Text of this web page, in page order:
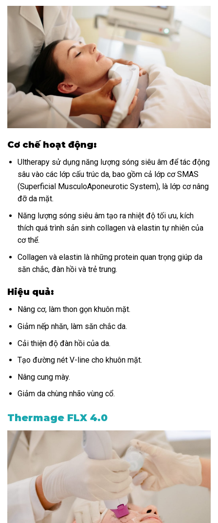
Cơ chế hoạt động:
Ultherapy sử dụng năng lượng sóng siêu âm để tác động
sâu vào các lớp cấu trúc da, bao gồm cả lớp cơ SMAS
(Superficial MusculoAponeurotic System), là lớp cơ nâng
đỡ da mặt.
Năng lượng sóng siêu âm tạo ra nhiệt độ tối ưu, kích
thích quá trình sản sinh collagen và elastin tự nhiên của
cơ thể.
Collagen và elastin là những protein quan trọng giúp da
săn chắc, đàn hồi và trẻ trung.
Hiệu quả:
Nâng cơ, làm thon gọn khuôn mặt.
Giảm nếp nhăn, làm săn chắc da.
Cải thiện độ đàn hồi của da.
Tạo đường nét V-line cho khuôn mặt.
Nâng cung mày.
Giảm da chùng nhão vùng cổ.
Thermage FLX 4.0